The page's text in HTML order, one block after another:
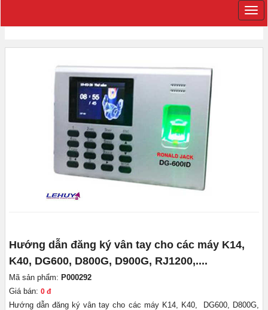
Hướng dẫn đăng ký vân tay cho các máy K14,
K40, DG600, D800G, D900G, RJ1200,....
Mã sản phẩm:P000292
Giá bán:0 đ
Hướng dẫn đăng ký vân tay cho các máy K14, K40, DG600, D800G,